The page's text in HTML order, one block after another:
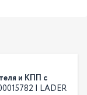
и КПП с
| LADER